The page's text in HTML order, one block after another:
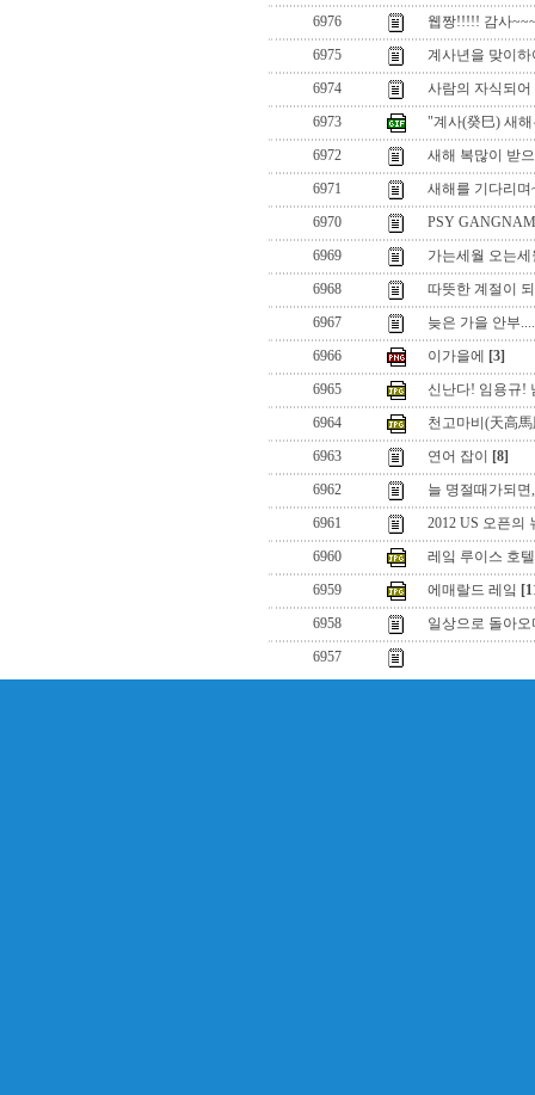
6976
웹짱!!!!! 감사
6975
계사년을 맞이하
6974
사람의 자식되어
6973
"계사(癸巳) 새
6972
새해 복많이 받
6971
새해를 기다리며
6970
PSY
6969
가는세월 오는세
6968
따뜻한 계절이
6967
늦은 가을 안부....
6966
이가을에
[3]
6965
신난다! 임용규!
6964
천고마비(天高
6963
연어 잡이
[8]
6962
늘 명절때가되면
6961
2012 US 오픈의
6960
레잌 루이스 호텔
6959
에매랄드 레잌
6958
일상으로 돌아오
6957